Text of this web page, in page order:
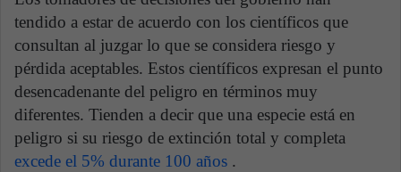
tendido a estar de acuerdo con los científicos que
consultan al juzgar lo que se considera riesgo y
pérdida aceptables. Estos científicos expresan el punto
desencadenante del peligro en términos muy
diferentes. Tienden a decir que una especie está en
peligro si su riesgo de extinción total y completa
excede el 5% durante 100 años .